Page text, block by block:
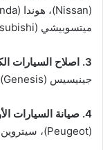
ميتسوبيشي (Mitsubishi).
3. اصلاح السيارات الكورية:
جينيسيس (Genesis).
4. صيانة السيارات الأوروبية:
(Peugeot)، سيتروين (Citroën)، سيات (SEAT).